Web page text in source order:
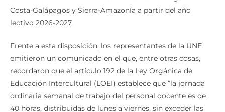
Costa-Galápagos y Sierra-Amazonía a partir del año
lectivo 2026-2027.
Frente a esta disposición, los representantes de la UNE
emitieron un comunicado en el que, entre otras cosas,
recordaron que el artículo 192 de la Ley Orgánica de
Educación Intercultural (LOEI) establece que “la jornada
ordinaria semanal de trabajo del personal docente es de
40 horas, distribuidas de lunes a viernes, sin exceder las